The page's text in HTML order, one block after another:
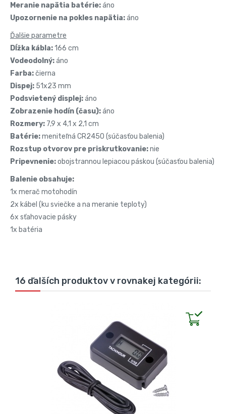
Meranie napätia batérie:áno
Upozornenie na pokles napätia:áno
Ďalšie parametre
Dĺžka kábla:166 cm
Vodeodolný:áno
Farba:čierna
Dispej: 51x23 mm
Podsvietený displej:áno
Zobrazenie hodín (času):áno
Rozmery: 7,9 x 4,1 x 2,1 cm
Batérie:meniteľná CR2450 (súčasťou balenia)
Rozstup otvorov pre priskrutkovanie:nie
Pripevnenie:obojstrannou lepiacou páskou (súčasťou balenia)
Balenie obsahuje:
1x merač motohodín
2x kábel (ku sviečke a na meranie teploty)
6x sťahovacie pásky
1x batéria
16 ďalších produktov v rovnakej kategórii: